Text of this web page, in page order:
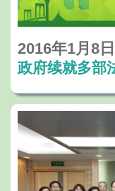
2016年1月8日
政府续就多部